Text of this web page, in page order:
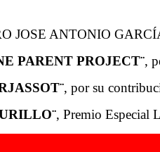
JOSE ANTONIO
PARENT PROJECT¨,
, por su
, Premio